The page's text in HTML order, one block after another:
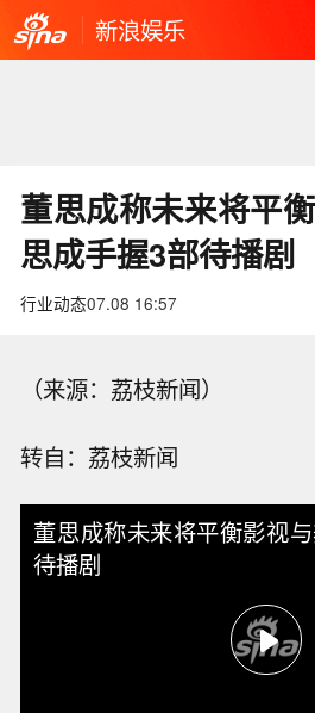
新浪娱乐
董思成称未来将平
思成手握3部待播剧
行业动态07.08 16:57
（来源：荔枝新闻）
转自：荔枝新闻
董思成称未来将平衡影视
待播剧